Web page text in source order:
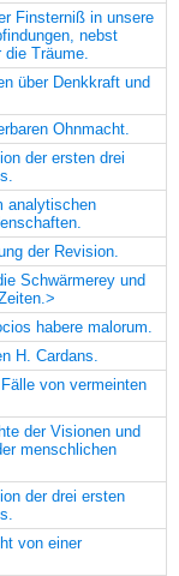
Finsterniß in unsere
nebst
die Träume.
über Denkkraft und
Ohnmacht.
der ersten drei
analytischen
der Revision.
Schwärmerey und
habere malorum.
H. Cardans.
von vermeinten
der Visionen und
menschlichen
der drei ersten
von einer